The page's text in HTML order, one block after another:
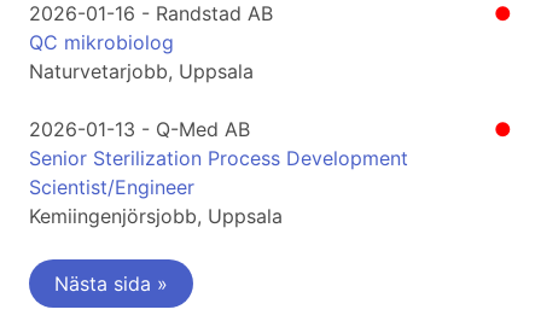
●
2026-01-16 - Randstad AB
QC mikrobiolog
Naturvetarjobb, Uppsala
●
2026-01-13 - Q-Med AB
Senior Sterilization Process Development
Scientist/Engineer
Kemiingenjörsjobb, Uppsala
Nästa sida »